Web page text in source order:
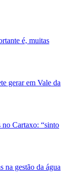
é, muitas
gerar em Vale da
no Cartaxo: “sinto
na gestão da água